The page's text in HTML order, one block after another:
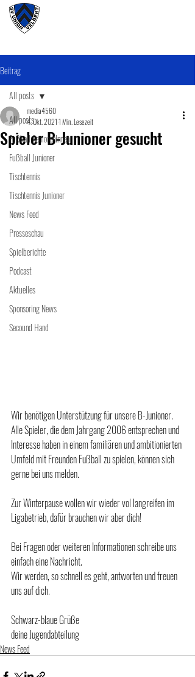
Beitrag
All posts
Fußball SeniorenInnen
Fußball Junioner
Tischtennis
Tischtennis Junioner
News Feed
Presseschau
Spielberichte
Podcast
Aktuelles
Sponsoring News
Secound Hand
All posts
Spieler B-Junioner gesucht
media4560
4. Okt. 20211 Min. Lesezeit
Wir benötigen Unterstützung für unsere B-Junioner.
Alle Spieler, die dem Jahrgang 2006 entsprechen und
Interesse haben in einem familiären und ambitionierten
Umfeld mit Freunden Fußball zu spielen, können sich
gerne bei uns melden.
Zur Winterpause wollen wir wieder vol langreifen im
Ligabetrieb, dafür brauchen wir aber dich!
Bei Fragen oder weiteren Informationen schreibe uns
einfach eine Nachricht.
Wir werden, so schnell es geht, antworten und freuen
uns auf dich.
Schwarz-blaue Grüße
deine Jugendabteilung
News Feed